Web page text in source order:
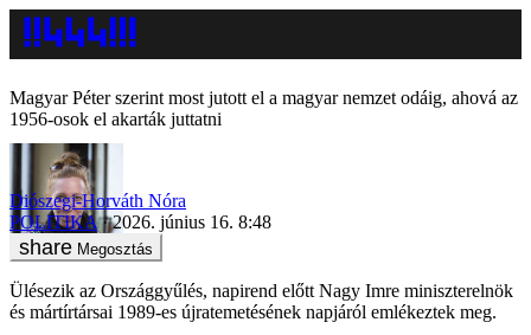
Magyar Péter szerint most jutott el a magyar nemzet odáig, ahová az
1956-osok el akarták juttatni
Diószegi-Horváth Nóra
POLITIKA
2026. június 16. 8:48
Megosztás
Ülésezik az Országgyűlés, napirend előtt Nagy Imre miniszterelnök
és mártírtársai 1989-es újratemetésének napjáról emlékeztek meg.